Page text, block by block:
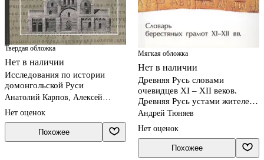
Твердая обложка
Нет в наличии
Исследования по истории
домонгольской Руси
Анатолий Карпов, Алексей
Нет оценок
Похожее
Мягкая обложка
Нет в наличии
Древняя Русь словами
очевидцев XI – XII веков.
Древняя Русь устами жителей
XI – XII веков. Словарь
веков
Андрей Тюняев
Нет оценок
Похожее